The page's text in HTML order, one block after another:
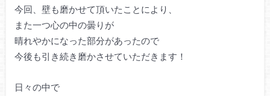
今回、壁も磨かせて頂いたことにより、
また一つ心の中の曇りが
晴れやかになった部分があったので
今後も引き続き磨かさせていただきます！
日々の中で